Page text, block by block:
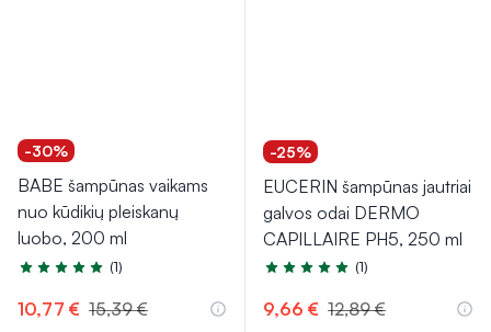
-30%
BABE šampūnas vaikams
nuo kūdikių pleiskanų
luobo, 200 ml
Įvertinimas 5.0 iš 5
(1)
10,77 € 15,39 €
-25%
EUCERIN šampūnas jautriai
galvos odai DERMO
CAPILLAIRE PH5, 250 ml
Įvertinimas 5.0 iš 5
(1)
9,66 € 12,89 €